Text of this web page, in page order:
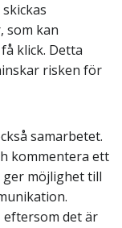
som kan
klick. Detta
risken för
samarbetet.
kommentera ett
möjlighet till
det är